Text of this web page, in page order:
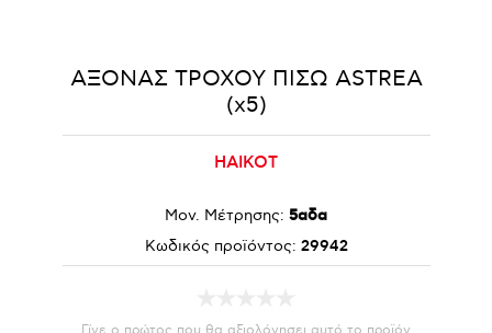
ΑΞΟΝΑΣ ΤΡΟΧΟΥ ΠΙΣΩ ASTREA
(x5)
HAIKOT
Μον. Μέτρησης: 5αδα
Κωδικός προϊόντος: 29942